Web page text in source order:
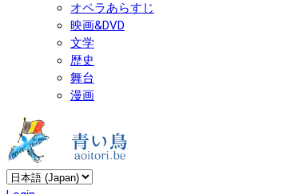
オペラあらすじ
映画&DVD
文学
歴史
舞台
漫画